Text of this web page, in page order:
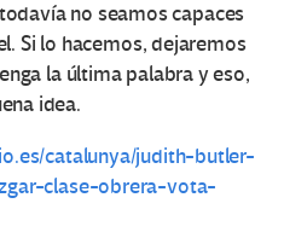
no seamos capaces
Si lo hacemos, dejaremos
la última palabra y eso,
idea.
catalunya/judith-butler-
clase-obrera-vota-